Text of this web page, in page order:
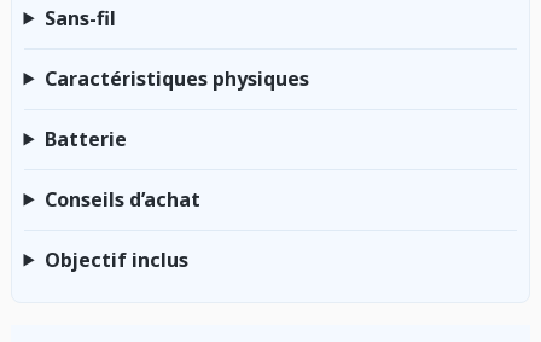
Sans-fil
Caractéristiques physiques
Batterie
Conseils d’achat
Objectif inclus